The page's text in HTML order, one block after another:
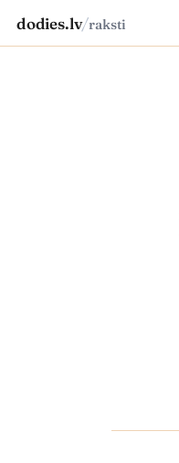
dodies.lv/raksti